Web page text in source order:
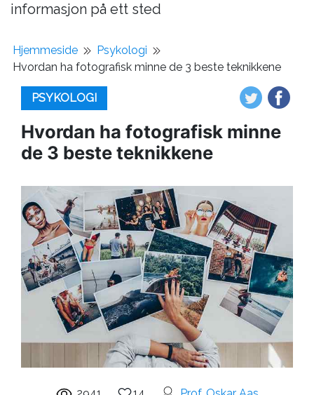
informasjon på ett sted
Hjemmeside
Psykologi
Hvordan ha fotografisk minne de 3 beste teknikkene
PSYKOLOGI
Hvordan ha fotografisk minne
de 3 beste teknikkene